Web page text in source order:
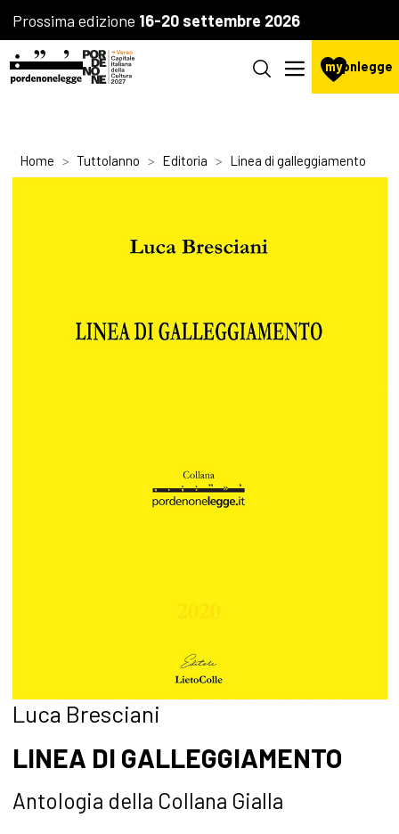
Prossima edizione 16-20 settembre 2026
mypnlegge
Home Tuttolanno Editoria Linea di galleggiamento
Luca Bresciani
LINEA DI GALLEGGIAMENTO
Antologia della Collana Gialla